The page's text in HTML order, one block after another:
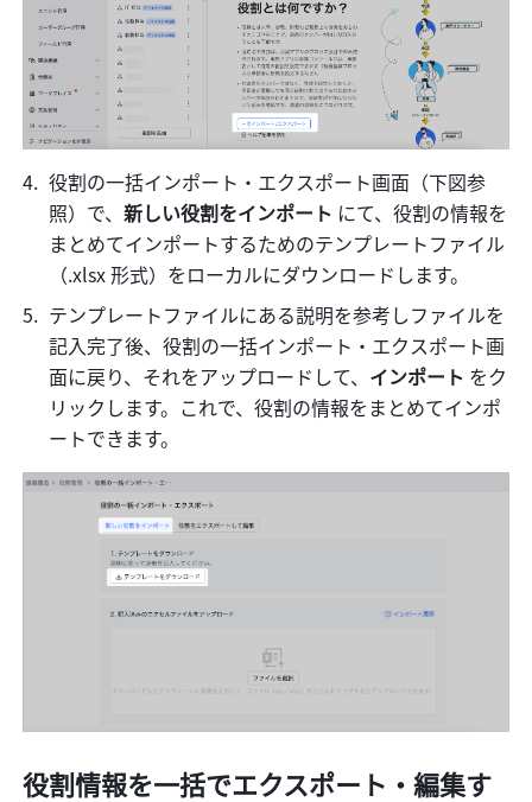
役割の一括インポート・エクスポート画面（下図参
照）で、新しい役割をインポート にて、役割の情報を
まとめてインポートするためのテンプレートファイル
（.xlsx 形式）をローカルにダウンロードします。
テンプレートファイルにある説明を参考しファイルを
記入完了後、役割の一括インポート・エクスポート画
面に戻り、それをアップロードして、 インポート をク
リックします。これで、役割の情報をまとめてインポ
ートできます。
役割情報を一括でエクスポート・編集す